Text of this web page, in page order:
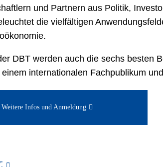
und Partnern aus Politik,
die vielfältigen
DBT werden auch die sechs besten
internationalen Fachpublikum
Weitere Infos und Anmeldung